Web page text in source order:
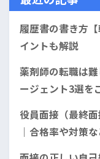
履歴書の書き方
イントも解説
薬剤師の転職は
ージェント3選を
役員面接（最終
｜合格率や対策